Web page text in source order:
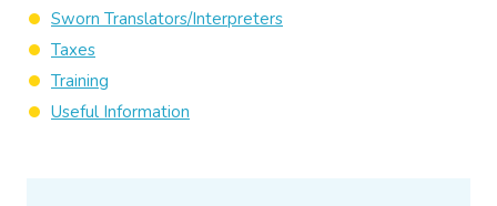
Sworn Translators/Interpreters
Taxes
Training
Useful Information